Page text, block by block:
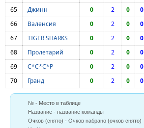
65
Джинн 0 2 0 0
66
Валенсия 0 2 0 0
67
TIGER SHARKS 0 2 0 0
68
Пролетарий 0 2 0 0
69
С*С*С*Р 0 2 0 0
70
Гранд 0 2 0 0
№ - Место в таблице
Название - название команды
Очков (снято) - Очков набрано (очков снято)